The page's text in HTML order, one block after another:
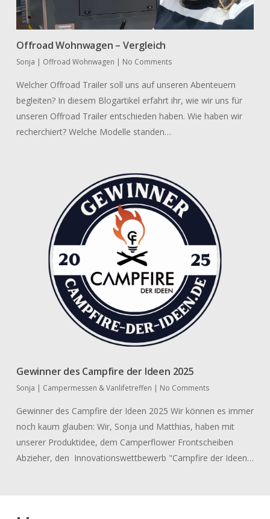
Offroad Wohnwagen – Vergleich
Sonja | Offroad Wohnwagen | No Comments
Welcher Offroad Trailer soll uns auf unseren Abenteuern
begleiten? In diesem Blogartikel erfahrt ihr, wie wir uns für
unseren Offroad Trailer entschieden haben. Wie haben wir
recherchiert? Welche Modelle standen…
Gewinner des Campfire der Ideen 2025
Sonja | Campermessen & Vanlifetreffen | No Comments
Gewinner des Campfire der Ideen 2025 Wir können es immer
noch kaum glauben: Wir, Sonja und Matthias, haben mit
unserer Produktidee, dem Camperflower Frontscheiben
Abzieher, den Innovationswettbewerb "Campfire der Ideen…